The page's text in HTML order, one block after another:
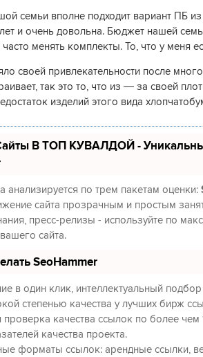
семьи вполне подходит вариант ПБ
и очень довольна. Бюджет нашей
менять комплекты. То, что у меня
своей привлекательности после
так это то, что из — за своей
изделий этого вида
В ТОП КУВАЛДОЙ -
анализируется по трем пакетам оценки:
сайта прозрачным и простым
пресс-релизы - используйте по
сайта.
SeoHammer
в один клик, интеллектуальный
степенью качества у лучших бирж
качества ссылок по более
качества проекта.
форматы ссылок: арендные ссылки,